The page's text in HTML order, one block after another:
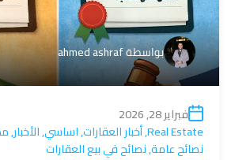
بواسطةahmed ashraf
فبراير 28, 2026
Real Estate
,أخبار العقارات,اساسي,الأخبار,
نصائح عامة,نصائح في بيع العقارات